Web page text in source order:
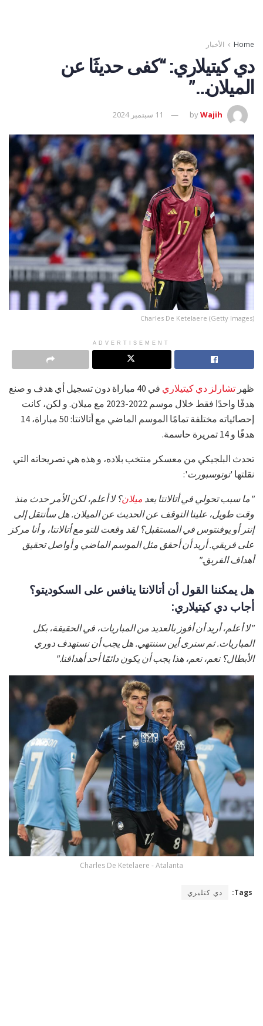
Home الأخبار
دي كيتيلاري: “كفى حديثََا عن
الميلان…”
byWajih 11 سبتمبر 2024
Charles De Ketelaere (Getty Images)
ADVERTISEMENT
ظهر تشارلز دي كيتيلاري
في 40 مباراة دون تسجيل أي هدف و صنع
هدفًا واحدًا فقط خلال موسم 2022-2023 مع ميلان. و لكن، كانت
إحصائياته مختلفة تمامًا الموسم الماضي مع أتالانتا: 50 مباراة، 14
هدفًا و 14 تمريرة حاسمة.
تحدث البلجيكي من معسكر منتخب بلاده، و هذه هي تصريحاته التي
نقلتها 'توتوسبورت':
"ما سبب تحولي في أتالانتا بعد ميلان؟ لا أعلم، لكن الأمر حدث منذ
وقت طويل، علينا التوقف عن الحديث عن الميلان. هل سأنتقل إلى
إنتر أو يوفنتوس في المستقبل؟ لقد وقعت للتو مع أتالانتا، و أنا مركز
على فريقي. أريد أن أحقق مثل الموسم الماضي و أواصل تحقيق
أهداف الفريق."
هل يمكننا القول أن أتالانتا ينافس على السكوديتو؟
أجاب دي كيتيلاري:
"لا أعلم، أريد أن أفوز بالعديد من المباريات، في الحقيقة، بكل
المباريات. ثم سنرى أين سننتهي. هل يجب أن نستهدف دوري
الأبطال؟ نعم، نعم، هذا يجب أن يكون دائمًا أحد أهدافنا."
Charles De Ketelaere - Atalanta
Tags: دي كتليري